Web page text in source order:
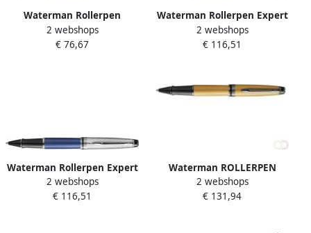
Waterman Rollerpen
HÃ©misphÃ¨re Colour
Blocking black en blue CT
2 webshops
€ 76,67
Waterman Rollerpen Expert
metallic stone CT fijn
2 webshops
€ 116,51
Waterman Rollerpen Expert
metallic Blue CT fijn
2 webshops
€ 116,51
Waterman ROLLERPEN
EXPERT METALLIC GOLD
LACQUER RT FIJN
2 webshops
€ 131,94